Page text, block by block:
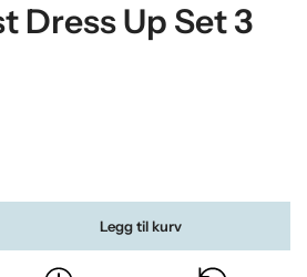
Dress Up Set 3
Legg til kurv